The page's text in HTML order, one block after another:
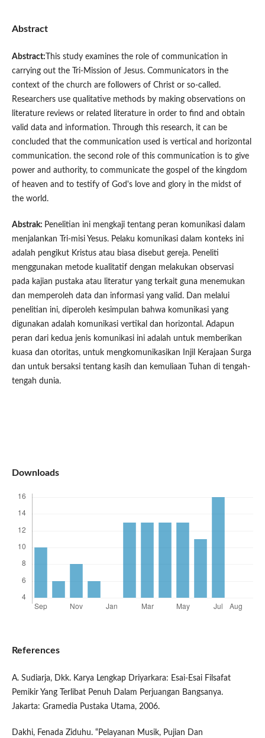
Abstract
Abstract: This study examines the role of communication in
carrying out the Tri-Mission of Jesus. Communicators in the
context of the church are followers of Christ or so-called.
Researchers use qualitative methods by making observations on
literature reviews or related literature in order to find and obtain
valid data and information. Through this research, it can be
concluded that the communication used is vertical and horizontal
communication. the second role of this communication is to give
power and authority, to communicate the gospel of the kingdom
of heaven and to testify of God's love and glory in the midst of
the world.
Abstrak: Penelitian ini mengkaji tentang peran komunikasi dalam
menjalankan Tri-misi Yesus. Pelaku komunikasi dalam konteks ini
adalah pengikut Kristus atau biasa disebut gereja. Peneliti
menggunakan metode kualitatif dengan melakukan observasi
pada kajian pustaka atau literatur yang terkait guna menemukan
dan memperoleh data dan informasi yang valid. Dan melalui
penelitian ini, diperoleh kesimpulan bahwa komunikasi yang
digunakan adalah komunikasi vertikal dan horizontal. Adapun
peran dari kedua jenis komunikasi ini adalah untuk memberikan
kuasa dan otoritas, untuk mengkomunikasikan Injil Kerajaan Surga
dan untuk bersaksi tentang kasih dan kemuliaan Tuhan di tengah-
tengah dunia.
Downloads
References
A. Sudiarja, Dkk. Karya Lengkap Driyarkara: Esai-Esai Filsafat
Pemikir Yang Terlibat Penuh Dalam Perjuangan Bangsanya.
Jakarta: Gramedia Pustaka Utama, 2006.
Dakhi, Fenada Ziduhu. “Pelayanan Musik, Pujian Dan